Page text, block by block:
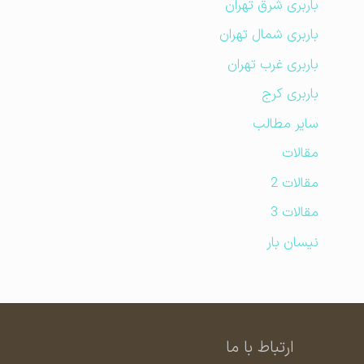
باربری شرق تهران
باربری شمال تهران
باربری غرب تهران
باربری کرج
سایر مطالب
مقالات
مقالات 2
مقالات 3
نیسان بار
ارتباط با ما